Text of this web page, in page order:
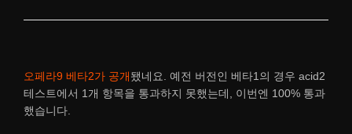
오페라9 베타2가 공개됐네요. 예전 버전인 베타1의 경우 acid2
테스트에서 1개 항목을 통과하지 못했는데, 이번엔 100% 통과
했습니다.